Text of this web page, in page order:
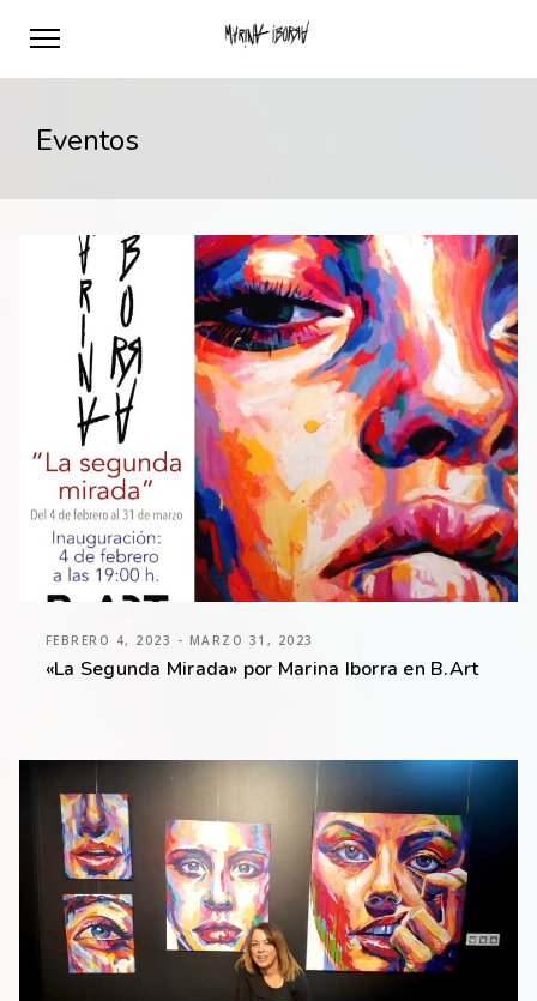
Eventos
FEBRERO 4, 2023 - MARZO 31, 2023
«La Segunda Mirada» por Marina Iborra en B.Art